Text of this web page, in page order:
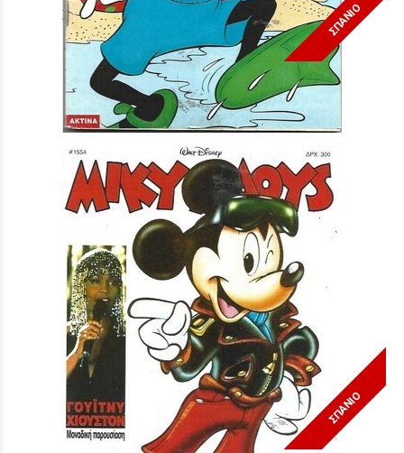
ΣΠΑΝΙΟ
Μίκυ Μάους #1563***
Τιμή: 3,90 €
ΣΠΑΝΙΟ